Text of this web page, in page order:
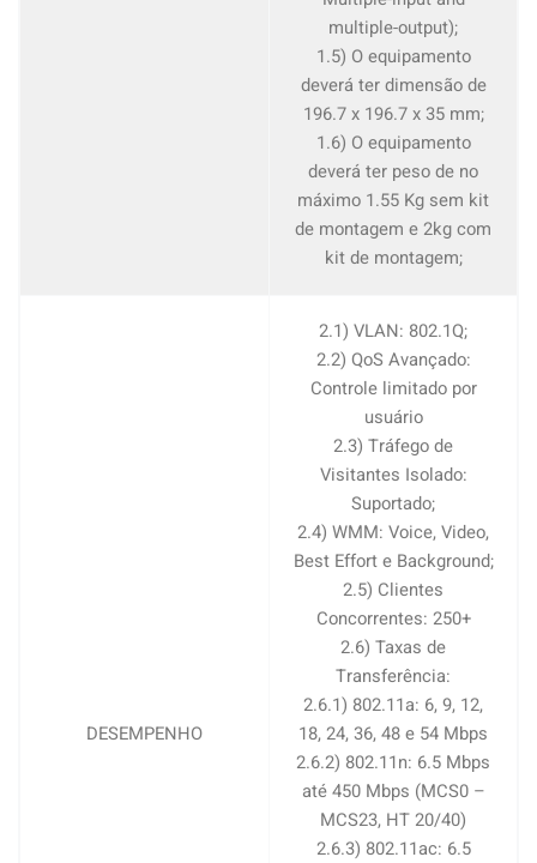
multiple-output);
1.5) O equipamento
deverá ter dimensão de
196.7 x 196.7 x 35 mm;
1.6) O equipamento
deverá ter peso de no
máximo 1.55 Kg sem kit
de montagem e 2kg com
kit de montagem;
DESEMPENHO
2.1) VLAN: 802.1Q;
2.2) QoS Avançado:
Controle limitado por
usuário
2.3) Tráfego de
Visitantes Isolado:
Suportado;
2.4) WMM: Voice, Video,
Best Effort e Background;
2.5) Clientes
Concorrentes: 250+
2.6) Taxas de
Transferência:
2.6.1) 802.11a: 6, 9, 12,
18, 24, 36, 48 e 54 Mbps
2.6.2) 802.11n: 6.5 Mbps
até 450 Mbps (MCS0 –
MCS23, HT 20/40)
2.6.3) 802.11ac: 6.5